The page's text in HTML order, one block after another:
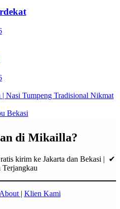
| Nasi Tumpeng Tradisional Nikmat
Bekasi
di Mikailla?
kirim ke Jakarta dan Bekasi | ✔
Terjangkau
About | Klien Kami